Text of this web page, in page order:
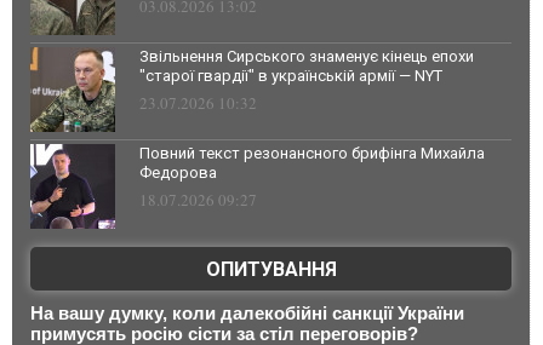
03.08.2026 13:02
Звільнення Сирського знаменує кінець епохи
"старої гвардії" в українській армії — NYT
23.07.2026 10:32
Повний текст резонансного брифінга Михайла
Федорова
18.07.2026 09:27
ОПИТУВАННЯ
На вашу думку, коли далекобійні санкції України
примусять росію сісти за стіл переговорів?